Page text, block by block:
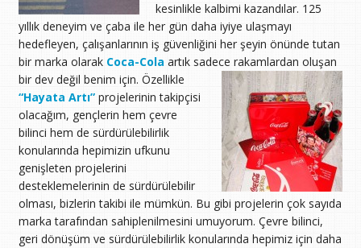
kesinlikle kalbimi kazandılar. 125
yıllık deneyim ve çaba ile her gün daha iyiye ulaşmayı
hedefleyen, çalışanlarının iş güvenliğini her şeyin önünde tutan
bir marka olarak Coca-Cola artık sadece rakamlardan oluşan
bir dev değil benim için. Özellikle
“Hayata Artı” projelerinin takipçisi
olacağım, gençlerin hem çevre
bilinci hem de sürdürülebilirlik
konularında hepimizin ufkunu
genişleten projelerini
desteklemelerinin de sürdürülebilir
olması, bizlerin takibi ile mümkün. Bu gibi projelerin çok sayıda
marka tarafından sahiplenilmesini umuyorum. Çevre bilinci,
geri dönüşüm ve sürdürülebilirlik konularında hepimiz için daha